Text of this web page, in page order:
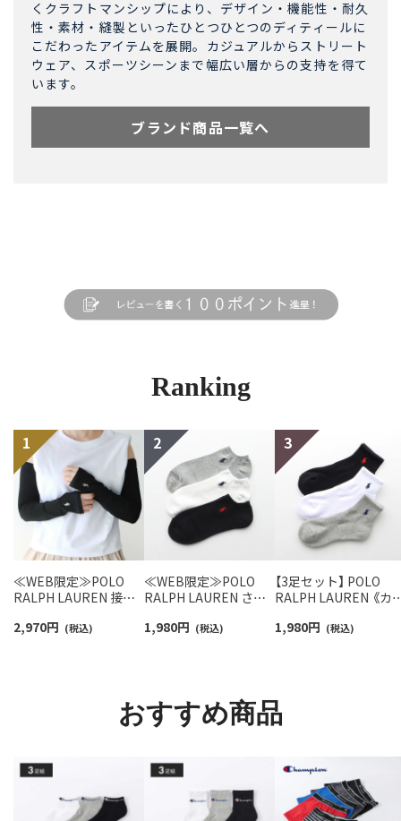
くクラフトマンシップにより、デザイン・機能性・耐久
性・素材・縫製といったひとつひとつのディティールに
こだわったアイテムを展開。カジュアルからストリート
ウェア、スポーツシーンまで幅広い層からの支持を得て
います。
ブランド商品一覧へ
Ranking
≪WEB限定≫POLO
RALPH LAUREN 接触
ームカバー ＆ レッグウ
2,970円 (税込)
≪WEB限定≫POLO
RALPH LAUREN さら
スニーカー丈ソックス
1,980円 (税込)
【3足セット】 POLO
RALPH LAUREN 《カ
ンポイントソックス
1,980円 (税込)
おすすめ商品